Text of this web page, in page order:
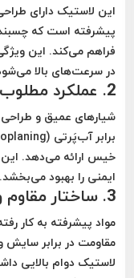
این لاستیک دارای
پیشرفته است که
فراهم می‌کند. این
در سرعت‌های بالا
2. عملکرد مطلوب
شیارهای عمیق و
برابرآب‌پَرتی (Hydroplaning)
خیس ارائه می‌دهد. این
ایمنی را بهبود می‌بخشد.
3. ساختار
مواد پیشرفته به کار
مقاومت در برابر
لاستیک دوام بالایی